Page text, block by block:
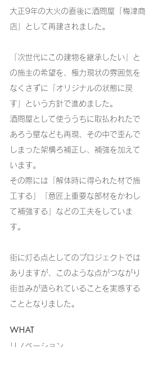
大正9年の大火の直後に酒問屋「梅津商
店」として再建されました。
「次世代にこの建物を継承したい」と
の施主の希望を、極力現状の雰囲気を
なくさずに「オリジナルの状態に戻
す」という方針で進めました。
酒問屋として使ううちに取払われたで
あろう壁なども再現、その中で歪んで
しまった架構ろ補正し、補強を加えて
います。
その際には「解体時に得られた材で施
工する」「意匠上重要な部材をかわし
て補強する」などの工夫をしていま
す。
​街に灯る点としてのプロジェクトでは
ありますが、このような点がつながり
街並みが造られていることを実感する
こととなりました。
WHAT
リノベーション